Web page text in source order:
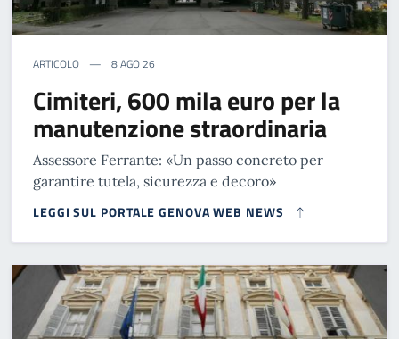
ARTICOLO 8 AGO 26
Cimiteri, 600 mila euro per la
manutenzione straordinaria
Assessore Ferrante: «Un passo concreto per
garantire tutela, sicurezza e decoro»
LEGGI SUL PORTALE GENOVA WEB NEWS